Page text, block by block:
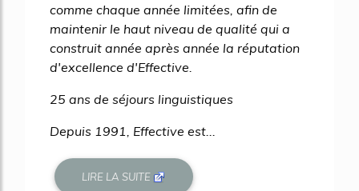
comme chaque année limitées, afin de
maintenir le haut niveau de qualité qui a
construit année après année la réputation
d'excellence d'Effective.
25 ans de séjours linguistiques
Depuis 1991, Effective est...
LIRE LA SUITE